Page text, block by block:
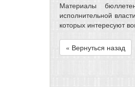
Материалы
исполнительной
которых интересуют
« Вернуться назад